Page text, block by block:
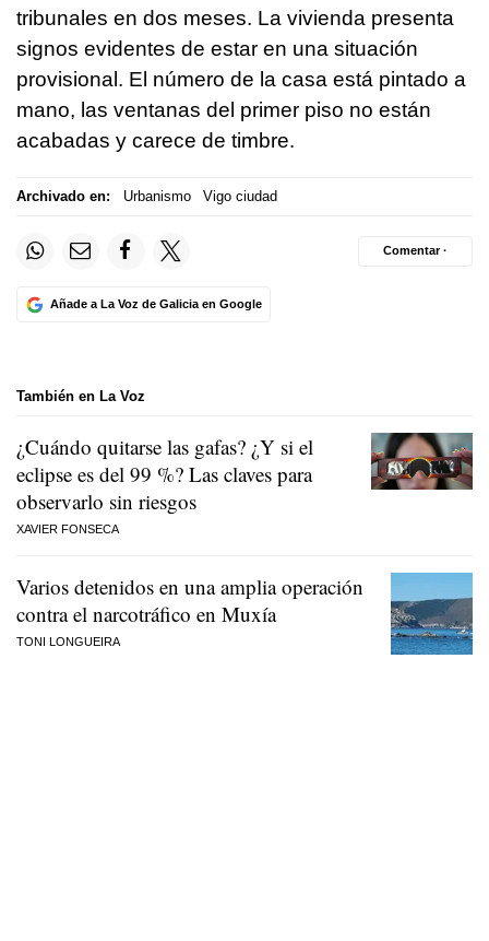
tribunales en dos meses. La vivienda presenta
signos evidentes de estar en una situación
provisional. El número de la casa está pintado a
mano, las ventanas del primer piso no están
acabadas y carece de timbre.
Archivado en: Urbanismo Vigo ciudad
Añade a La Voz de Galicia en Google
Comentar ·
También en La Voz
¿Cuándo quitarse las gafas? ¿Y si el
eclipse es del 99 %? Las claves para
observarlo sin riesgos
XAVIER FONSECA
Varios detenidos en una amplia operación
contra el narcotráfico en Muxía
TONI LONGUEIRA